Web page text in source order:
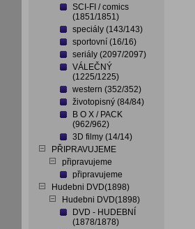
SCI-FI / comics
(1851/1851)
speciály (143/143)
sportovní (16/16)
seriály (2097/2097)
VÁLEČNÝ
(1225/1225)
western (352/352)
životopisný (84/84)
B O X / PACK
(962/962)
3D filmy (14/14)
PŘIPRAVUJEME
připravujeme
připravujeme
Hudebni DVD(1898)
Hudebni DVD(1898)
DVD - HUDEBNÍ
(1878/1878)